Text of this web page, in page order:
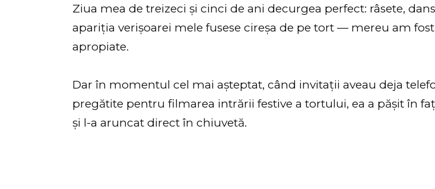
Ziua mea de treizeci și cinci de ani decurgea perfect: râsete,
apariția verișoarei mele fusese cireșa de pe tort — mereu am
apropiate.
Dar în momentul cel mai așteptat, când invitații aveau deja
pregătite pentru filmarea intrării festive a tortului, ea a pășit în
și l-a aruncat direct în chiuvetă.